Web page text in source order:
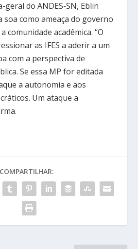
geral do ANDES-SN, Eblin
soa como ameaça do governo
comunidade acadêmica. “O
as IFES a aderir a um
com a perspectiva de
Se essa MP for editada
a autonomia e aos
Um ataque a
COMPARTILHAR: